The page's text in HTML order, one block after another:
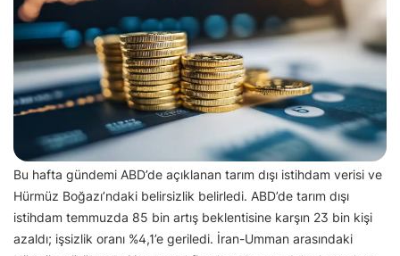
Bu hafta gündemi ABD’de açıklanan tarım dışı istihdam verisi ve
Hürmüz Boğazı’ndaki belirsizlik belirledi. ABD’de tarım dışı
istihdam temmuzda 85 bin artış beklentisine karşın 23 bin kişi
azaldı; işsizlik oranı %4,1’e geriledi. İran-Umman arasındaki